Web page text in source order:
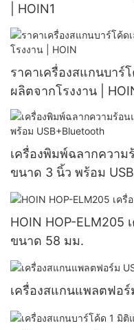
| HOIN1
ราคาเครื่องสแกนบาร์
ผลิตจากโรงงาน |
เครื่องพิมพ์ฉลากความ
ขนาด 3 นิ้ว พร้อม
HOIN HOP-ELM205
ขนาด 58 มม.
เครื่องสแกนแพลตฟอร์